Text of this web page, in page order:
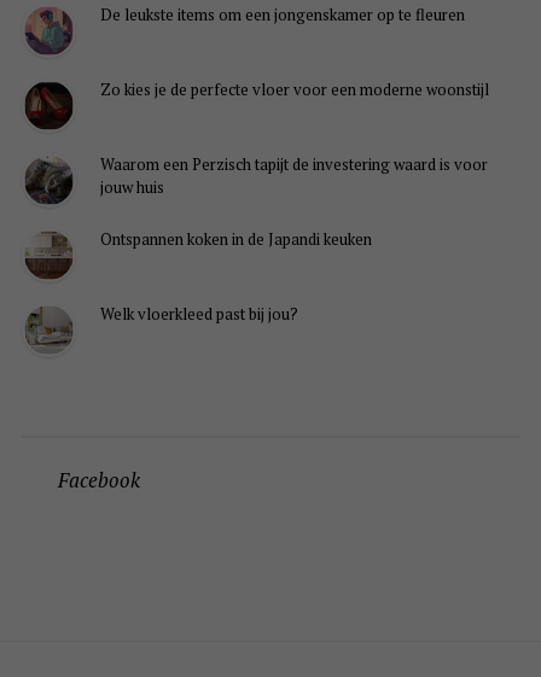
De leukste items om een jongenskamer op te fleuren
Zo kies je de perfecte vloer voor een moderne woonstijl
Waarom een Perzisch tapijt de investering waard is voor
jouw huis
Ontspannen koken in de Japandi keuken
Welk vloerkleed past bij jou?
Facebook